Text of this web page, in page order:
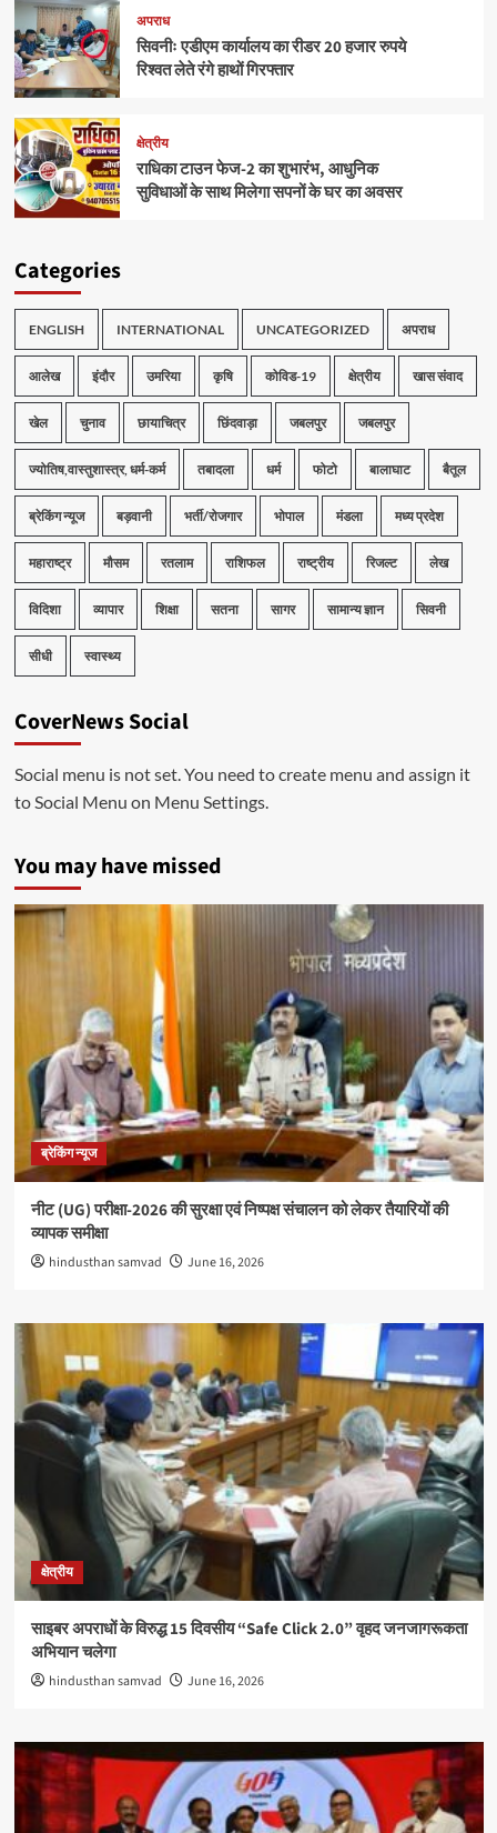
अपराध
सिवनीः एडीएम कार्यालय का रीडर 20 हजार रुपये
रिश्वत लेते रंगे हाथों गिरफ्तार
क्षेत्रीय
राधिका टाउन फेज-2 का शुभारंभ, आधुनिक
सुविधाओं के साथ मिलेगा सपनों के घर का अवसर
Categories
ENGLISH INTERNATIONAL UNCATEGORIZED अपराध
आलेख इंदौर उमरिया कृषि कोविड-19 क्षेत्रीय खास संवाद
खेल चुनाव छायाचित्र छिंदवाड़ा जबलपुर जबलपुर
ज्योतिष,वास्तुशास्त्र, धर्म-कर्म तबादला धर्म फोटो बालाघाट बैतूल
ब्रेकिंग न्यूज बड़वानी भर्ती/रोजगार भोपाल मंडला मध्य प्रदेश
महाराष्ट्र मौसम रतलाम राशिफल राष्ट्रीय रिजल्ट लेख
विदिशा व्यापार शिक्षा सतना सागर सामान्य ज्ञान सिवनी
सीधी स्वास्थ्य
CoverNews Social
Social menu is not set. You need to create menu and assign it
to Social Menu on Menu Settings.
You may have missed
ब्रेकिंग न्यूज
नीट (UG) परीक्षा-2026 की सुरक्षा एवं निष्पक्ष संचालन को लेकर तैयारियों की
व्यापक समीक्षा
hindusthan samvad June 16, 2026
क्षेत्रीय
साइबर अपराधों के विरुद्ध 15 दिवसीय “Safe Click 2.0” वृहद जनजागरूकता
अभियान चलेगा
hindusthan samvad June 16, 2026